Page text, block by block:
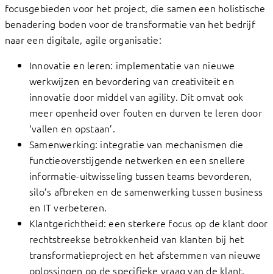
focusgebieden voor het project, die samen een holistische
benadering boden voor de transformatie van het bedrijf
naar een digitale, agile organisatie:
Innovatie en leren: implementatie van nieuwe
werkwijzen en bevordering van creativiteit en
innovatie door middel van agility. Dit omvat ook
meer openheid over fouten en durven te leren door
‘vallen en opstaan’.
Samenwerking: integratie van mechanismen die
functieoverstijgende netwerken en een snellere
informatie-uitwisseling tussen teams bevorderen,
silo’s afbreken en de samenwerking tussen business
en IT verbeteren.
Klantgerichtheid: een sterkere focus op de klant door
rechtstreekse betrokkenheid van klanten bij het
transformatieproject en het afstemmen van nieuwe
oplossingen op de specifieke vraag van de klant.